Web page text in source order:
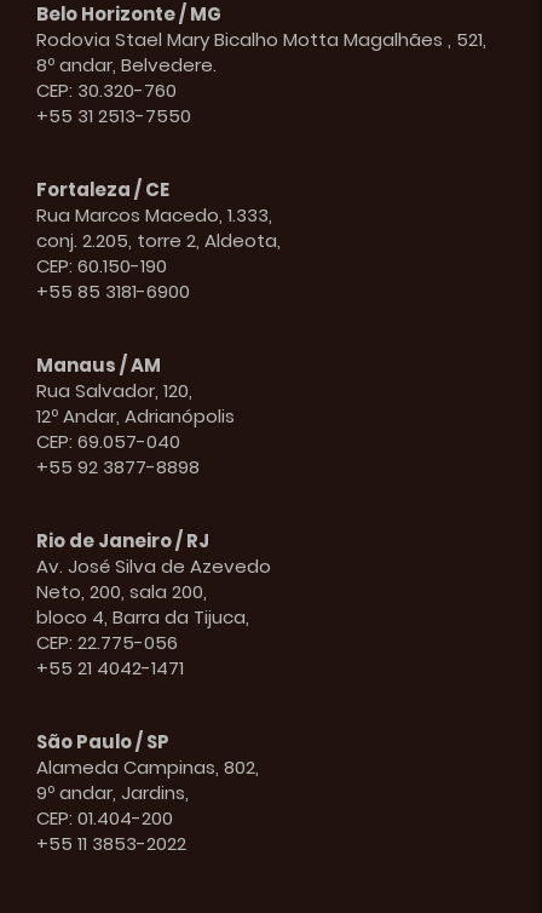
Belo Horizonte / MG
Rodovia Stael Mary Bicalho Motta Magalhães , 521,
8º andar, Belvedere.
CEP: 30.320-760
+55 31 2513-7550
Fortaleza / CE
Rua Marcos Macedo, 1.333,
conj. 2.205, torre 2, Aldeota,
CEP: 60.150-190
+55 85 3181-6900
Manaus / AM
Rua Salvador, 120,
12º Andar, Adrianópolis
CEP: 69.057-040
+55 92 3877-8898
Rio de Janeiro / RJ
Av. José Silva de Azevedo
Neto, 200, sala 200,
bloco 4, Barra da Tijuca,
CEP: 22.775-056
+55 21 4042-1471
São Paulo / SP
Alameda Campinas, 802,
9º andar, Jardins,
CEP: 01.404-200
+55 11 3853-2022